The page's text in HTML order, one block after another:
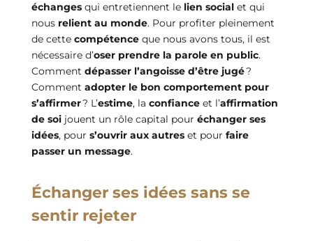
échangesqui entretiennent le lien socialet qui
nous relient au monde. Pour profiter pleinement
de cette compétenceque nous avons tous, il est
nécessaire d’oser prendre la parole en public.
Comment dépasser l’angoisse d’être jugé?
Comment adopter le bon comportement pour
s’affirmer? L’estime, la confianceet l’affirmation
de soijouent un rôle capital pour échanger ses
idées, pour s’ouvrir aux autreset pour faire
passer un message.
Échanger ses idées sans se
sentir rejeter